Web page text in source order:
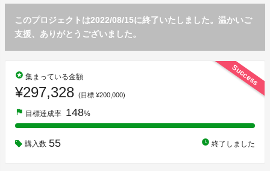
このプロジェクトは2022/08/15に終了いたしました。温かいご
支援、ありがとうございました。
Success
stars 集まっている金額
¥297,328 (目標 ¥200,000)
flag 目標達成率 148%
購入数 55 watch_later 終了しました